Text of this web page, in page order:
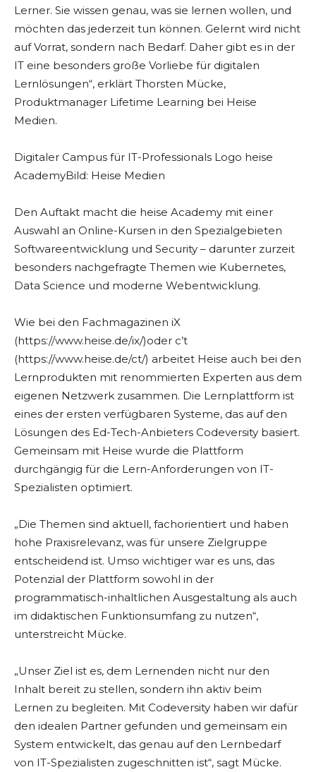
Lerner. Sie wissen genau, was sie lernen wollen, und
möchten das jederzeit tun können. Gelernt wird nicht
auf Vorrat, sondern nach Bedarf. Daher gibt es in der
IT eine besonders große Vorliebe für digitalen
Lernlösungen“, erklärt Thorsten Mücke,
Produktmanager Lifetime Learning bei Heise
Medien.
Digitaler Campus für IT-Professionals Logo heise
AcademyBild: Heise Medien
Den Auftakt macht die heise Academy mit einer
Auswahl an Online-Kursen in den Spezialgebieten
Softwareentwicklung und Security – darunter zurzeit
besonders nachgefragte Themen wie Kubernetes,
Data Science und moderne Webentwicklung.
Wie bei den Fachmagazinen iX
(https://www.heise.de/ix/)oder c’t
(https://www.heise.de/ct/) arbeitet Heise auch bei den
Lernprodukten mit renommierten Experten aus dem
eigenen Netzwerk zusammen. Die Lernplattform ist
eines der ersten verfügbaren Systeme, das auf den
Lösungen des Ed-Tech-Anbieters Codeversity basiert.
Gemeinsam mit Heise wurde die Plattform
durchgängig für die Lern-Anforderungen von IT-
Spezialisten optimiert.
„Die Themen sind aktuell, fachorientiert und haben
hohe Praxisrelevanz, was für unsere Zielgruppe
entscheidend ist. Umso wichtiger war es uns, das
Potenzial der Plattform sowohl in der
programmatisch-inhaltlichen Ausgestaltung als auch
im didaktischen Funktionsumfang zu nutzen“,
unterstreicht Mücke.
„Unser Ziel ist es, dem Lernenden nicht nur den
Inhalt bereit zu stellen, sondern ihn aktiv beim
Lernen zu begleiten. Mit Codeversity haben wir dafür
den idealen Partner gefunden und gemeinsam ein
System entwickelt, das genau auf den Lernbedarf
von IT-Spezialisten zugeschnitten ist“, sagt Mücke.